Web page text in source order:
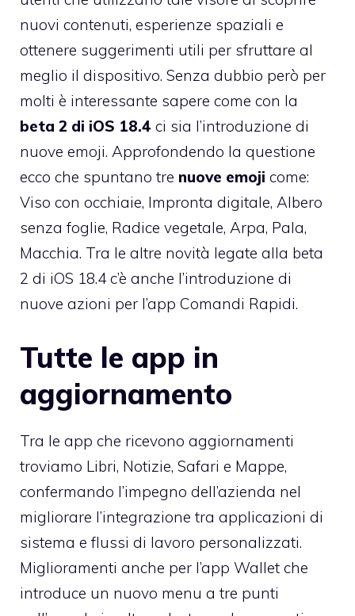
nuovi contenuti, esperienze spaziali e
ottenere suggerimenti utili per sfruttare al
meglio il dispositivo. Senza dubbio però per
molti è interessante sapere come con la
beta 2 di iOS 18.4 ci sia l’introduzione di
nuove emoji. Approfondendo la questione
ecco che spuntano tre nuove emoji come:
Viso con occhiaie, Impronta digitale, Albero
senza foglie, Radice vegetale, Arpa, Pala,
Macchia. Tra le altre novità legate alla beta
2 di iOS 18.4 c’è anche l’introduzione di
nuove azioni per l’app Comandi Rapidi.
Tutte le app in
aggiornamento
Tra le app che ricevono aggiornamenti
troviamo Libri, Notizie, Safari e Mappe,
confermando l’impegno dell’azienda nel
migliorare l’integrazione tra applicazioni di
sistema e flussi di lavoro personalizzati.
Miglioramenti anche per l’app Wallet che
introduce un nuovo menu a tre punti